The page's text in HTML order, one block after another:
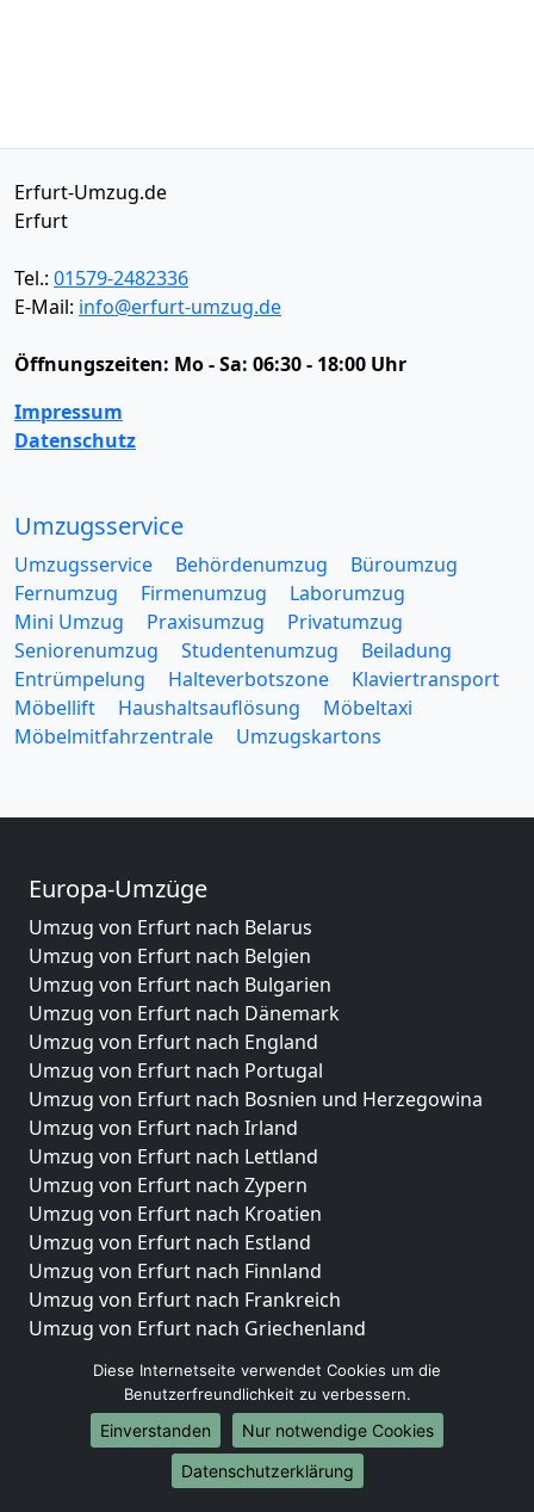
Erfurt-Umzug.de
Erfurt
Tel.: 01579-2482336
E-Mail: info@erfurt-umzug.de
Öffnungszeiten: Mo - Sa: 06:30 - 18:00 Uhr
Impressum
Datenschutz
Umzugsservice
Umzugsservice Behördenumzug
Büroumzug
Fernumzug
Firmenumzug
Laborumzug
Mini Umzug
Praxisumzug
Privatumzug
Seniorenumzug
Studentenumzug
Beiladung
Entrümpelung
Halteverbotszone
Klaviertransport
Möbellift
Haushaltsauflösung
Möbeltaxi
Möbelmitfahrzentrale
Umzugskartons
Europa-Umzüge
Umzug von Erfurt nach Belarus
Umzug von Erfurt nach Belgien
Umzug von Erfurt nach Bulgarien
Umzug von Erfurt nach Dänemark
Umzug von Erfurt nach England
Umzug von Erfurt nach Portugal
Umzug von Erfurt nach Bosnien und Herzegowina
Umzug von Erfurt nach Irland
Umzug von Erfurt nach Lettland
Umzug von Erfurt nach Zypern
Umzug von Erfurt nach Kroatien
Umzug von Erfurt nach Estland
Umzug von Erfurt nach Finnland
Umzug von Erfurt nach Frankreich
Umzug von Erfurt nach Griechenland
Umzug von Erfurt nach Liechtenstein
Umzug von Erfurt nach Luxemburg
Umzug von Erfurt nach Niederlande
Umzug von Erfurt nach Norwegen
Diese Internetseite verwendet Cookies um die
Benutzerfreundlichkeit zu verbessern.
Einverstanden
Nur notwendige Cookies
Datenschutzerklärung